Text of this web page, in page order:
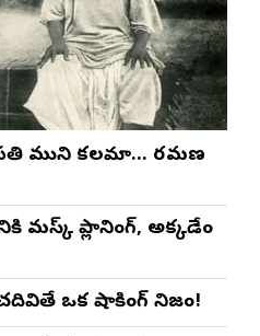
ముని కలమా… రమణ
మస్క్ ప్లానింగ్, అక్కడేం
ఒక షాకింగ్ నిజం!